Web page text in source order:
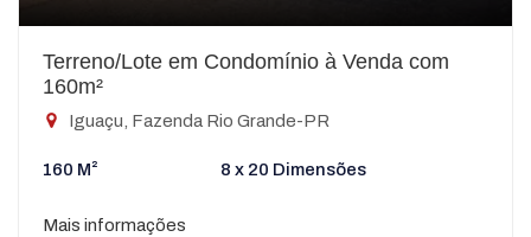
Terreno/Lote em Condomínio à Venda com
160m²
Iguaçu, Fazenda Rio Grande-PR
160 M² 8 x 20 Dimensões
Mais informações